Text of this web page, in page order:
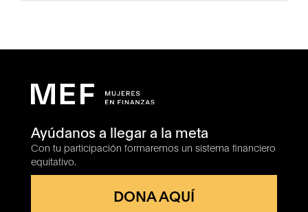
Ayúdanos a llegar a la meta
Con tu participación formaremos un sistema financiero
equitativo.
DONA AQUÍ